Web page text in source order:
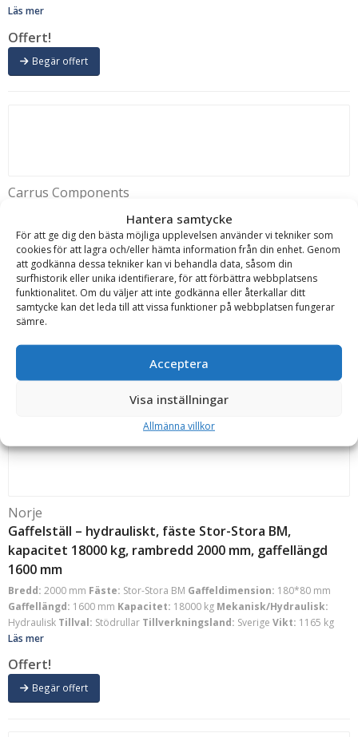
Hantera samtycke
För att ge dig den bästa möjliga upplevelsen använder vi tekniker som
cookies för att lagra och/eller hämta information från din enhet. Genom
att godkänna dessa tekniker kan vi behandla data, såsom din
surfhistorik eller unika identifierare, för att förbättra webbplatsens
funktionalitet. Om du väljer att inte godkänna eller återkallar ditt
samtycke kan det leda till att vissa funktioner på webbplatsen fungerar
sämre.
Acceptera
Visa inställningar
Allmänna villkor
Läs mer
Offert!
Begär offert
Carrus Components
Entreprenadgrip – fäste S40, griparea 0,22 m2, max
lyftförmåga 1800 kg, vikt 165 kg
Bredd: 310 mm Färg: Svart, Blå, Volvo-grå Fäste: S40 Griparea: 0.22 m2
Max lyftförmåga: 1800 kg Max öppning:1290 mm
Mekanisk/Hydraulisk:HydrauliskRek. Maskinvikt:2-6 tonTillval:
Hydraulslangar, Egen profilering (färg & logotyp) Tillverkningsland:
Sverige Typ:GRX20 Vikt: 165 kg
Begär offert
Norje
Gaffelställ – hydrauliskt, fäste Stor-Stora BM,
kapacitet 18000 kg, rambredd 2000 mm, gaffellängd
1600 mm
Bredd: 2000 mm Fäste: Stor-Stora BM Gaffeldimension: 180*80 mm
Gaffellängd: 1600 mm Kapacitet: 18000 kg Mekanisk/Hydraulisk:
Hydraulisk Tillval: Stödrullar Tillverkningsland: Sverige Vikt: 1165 kg
Läs mer
Offert!
Begär offert